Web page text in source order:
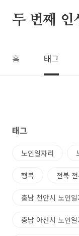
두 번째 인
홈 태그
태그
노인일자리
행복 전북
충남 천안시 노인일
충남 아산시 노인일